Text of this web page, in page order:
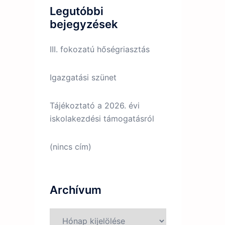
Legutóbbi
bejegyzések
III. fokozatú hőségriasztás
Igazgatási szünet
Tájékoztató a 2026. évi
iskolakezdési támogatásról
(nincs cím)
Archívum